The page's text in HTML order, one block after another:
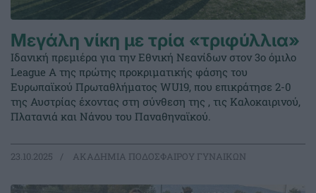
Μεγάλη νίκη με τρία «τριφύλλια»
Ιδανική πρεμιέρα για την Εθνική Νεανίδων στον 3ο όμιλο
League Α της πρώτης προκριματικής φάσης του
Ευρωπαϊκού Πρωταθλήματος WU19, που επικράτησε 2-0
της Αυστρίας έχοντας στη σύνθεση της , τις Καλοκαιρινού,
Πλατανιά και Νάνου του Παναθηναϊκού.
23.10.2025 ΑΚΑΔΗΜΙΑ ΠΟΔΟΣΦΑΙΡΟΥ ΓΥΝΑΙΚΩΝ